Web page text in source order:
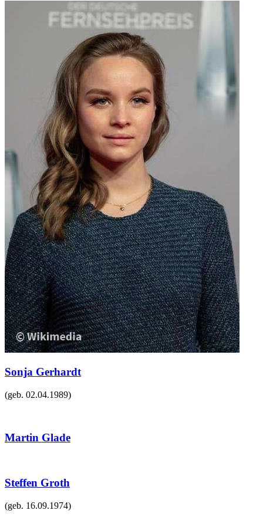
Sonja Gerhardt
(geb. 02.04.1989)
Martin Glade
Steffen Groth
(geb. 16.09.1974)